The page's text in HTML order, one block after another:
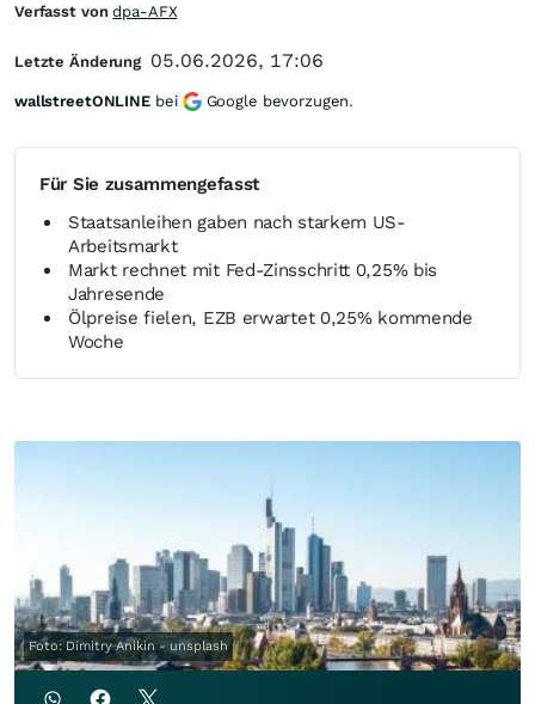
Für Sie zusammengefasst
Staatsanleihen gaben nach starkem US-
Arbeitsmarkt
Markt rechnet mit Fed-Zinsschritt 0,25% bis
Jahresende
Ölpreise fielen, EZB erwartet 0,25% kommende
Woche
Foto: Dimitry Anikin - unsplash
Verfasst vondpa-AFX
Letzte Änderung 05.06.2026, 17:06
wallstreetONLINE bei Google bevorzugen.